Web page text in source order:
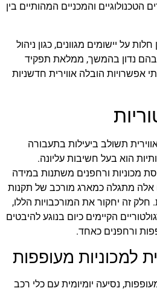
הטכנולוגיים והמכניים המהותיים בין
על יישומים מגוונים, כגון ניהול
בהם נדון בהמשך, ממלאת תפקיד
אפשרויות הובלה אווירית חדשניות
תשולב ביעילות בתעבורה
הוא בעל חשיבות עליונה.
מכוניות ורחפנים משתנות במידה
אלה מתגלה כמארג מורכב של תקנות
חלק זה יחקור את המורכבויות הללו,
הקיימים כיום בנוגע להיבטים
ורחפנים כאחד.
למכוניות מעופפות
נסיעה יומיומית עם כלי רכב